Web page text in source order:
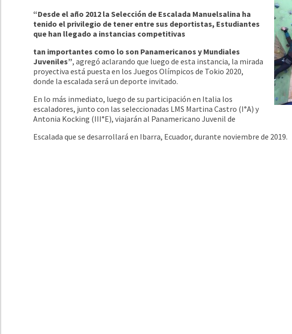
“Desde el año 2012 la Selección de Escalada Manuelsalina ha
tenido el privilegio de tener entre sus deportistas, Estudiantes
que han llegado a instancias competitivas
tan importantes como lo son Panamericanos y Mundiales
Juveniles”, agregó aclarando que luego de esta instancia, la mirada
proyectiva está puesta en los Juegos Olímpicos de Tokio 2020,
donde la escalada será un deporte invitado.
En lo más inmediato, luego de su participación en Italia los
escaladores, junto con las seleccionadas LMS Martina Castro (I°A) y
Antonia Kocking (III°E), viajarán al Panamericano Juvenil de
Escalada que se desarrollará en Ibarra, Ecuador, durante noviembre de 2019.